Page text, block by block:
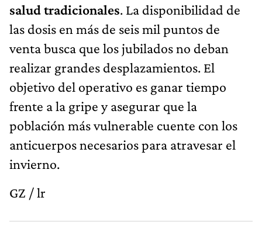
salud tradicionales. La disponibilidad de
las dosis en más de seis mil puntos de
venta busca que los jubilados no deban
realizar grandes desplazamientos. El
objetivo del operativo es ganar tiempo
frente a la gripe y asegurar que la
población más vulnerable cuente con los
anticuerpos necesarios para atravesar el
invierno.
GZ / lr